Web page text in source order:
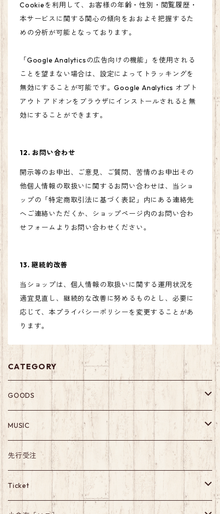
Cookieを利用して、お客様の年齢・性別・閲覧履歴・
本サービスに関する関心の傾向をおおよそ把握するた
めの分析が可能となっております。
「Google Analyticsの広告向けの機能」を使用される
ことを望まない場合は、設定によってトラッキングを
無効にすることが可能です。Google Analytics オプト
アウト アドオンをブラウザにインストールされると無
効にすることができます。
12. お問い合わせ
開示等のお申出、ご意見、ご質問、苦情のお申出その
他個人情報の取扱いに関するお問い合わせは、当ショ
ップの「特定商取引法に基づく表記」内にある連絡先
へご連絡いただくか、ショップページ内のお問い合わ
せフォームよりお問い合わせください。
13. 継続的改善
当ショップは、個人情報の取扱いに関する運用状況を
適宜見直し、継続的な改善に努めるものとし、必要に
応じて、本プライバシーポリシーを変更することがあ
ります。
CATEGORY
GOODS
Apparel
Others
MUSIC
Album
Single
先行受注
Ticket